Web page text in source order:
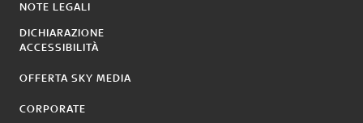
NOTE LEGALI
DICHIARAZIONE
ACCESSIBILITÀ
OFFERTA SKY MEDIA
CORPORATE